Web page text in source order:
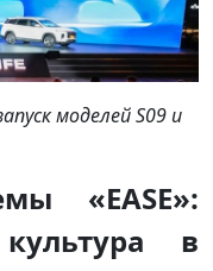
моделей S09 и
«EASE»:
в